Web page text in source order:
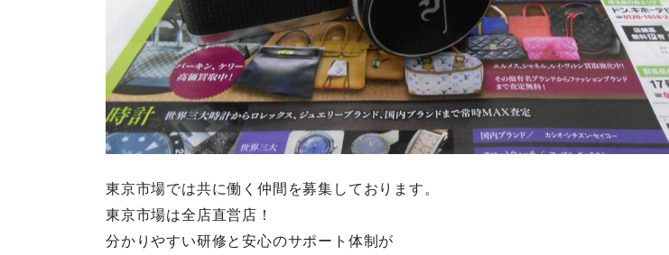
東京市場では共に働く仲間を募集しております。
東京市場は全店直営店！
分かりやすい研修と安心のサポート体制が